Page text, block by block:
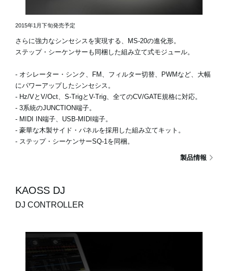
2015年1月下旬発売予定
さらに強力なシンセシスを実現する、MS-20の進化形。
ステップ・シーケンサーも同梱した組み立て式モジュール。
- オシレーター・シンク、FM、フィルター切替、PWMなど、大幅
にパワーアップしたシンセシス。
- Hz/VとV/Oct、S-TrigとV-Trig、全てのCV/GATE規格に対応。
- 3系統のJUNCTION端子。
- MIDI IN端子、USB-MIDI端子。
- 豪華な木製サイド・パネルを採用した組み立てキット。
- ステップ・シーケンサーSQ-1を同梱。
製品情報
KAOSS DJ
DJ CONTROLLER